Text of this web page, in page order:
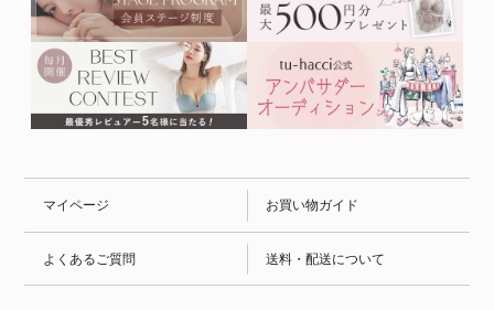
マイページ お買い物ガイド
よくあるご質問 送料・配送について